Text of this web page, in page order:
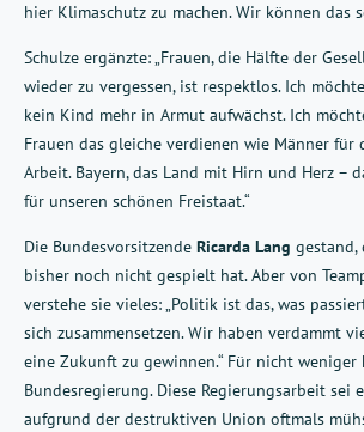
hier Klimaschutz zu machen. Wir können das
Schulze ergänzte: „Frauen, die Hälfte der
wieder zu vergessen, ist respektlos. Ich
kein Kind mehr in Armut aufwächst. Ich
Frauen das gleiche verdienen wie Männer
Arbeit. Bayern, das Land mit Hirn und Herz –
für unseren schönen Freistaat.“
Die Bundesvorsitzende Ricarda Lang gestand,
bisher noch nicht gespielt hat. Aber von
verstehe sie vieles: „Politik ist das, was
sich zusammensetzen. Wir haben verdammt
eine Zukunft zu gewinnen.“ Für nicht weniger
Bundesregierung. Diese Regierungsarbeit sei
aufgrund der destruktiven Union oftmals